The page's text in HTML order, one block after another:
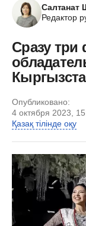
Салтанат
Редактор
Сразу три
Опубликовано:
4 октября 2023,
Қазақ тілінде оқу